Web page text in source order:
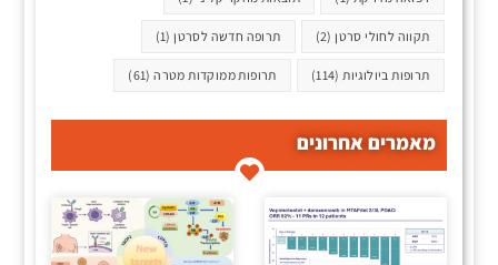
תקווה לחולי סרטן(2) תרופה חדשה לסרטן(1)
תרופות ביולוגיות (114) תרופות ממוקדות מטרה(61)
מאמרים אחרונים